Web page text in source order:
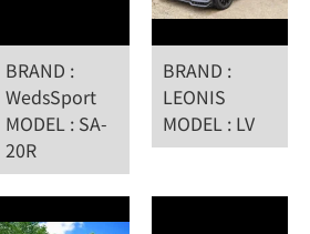
BRAND :
WedsSport
MODEL : SA-
20R
BRAND :
LEONIS
MODEL : LV